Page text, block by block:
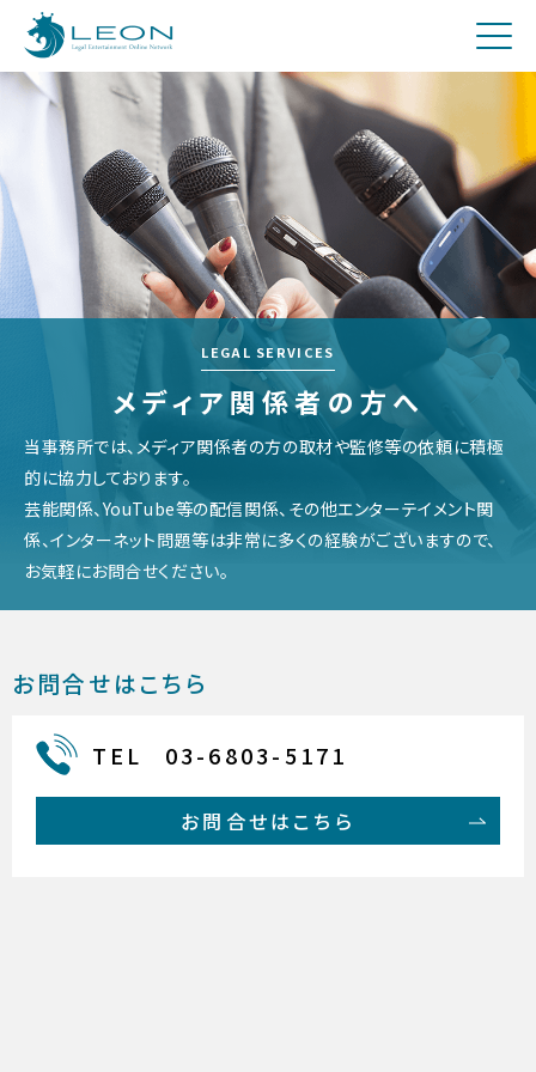
費用について
Q&A
お問合せ
メディア関係者の方へ
LEGAL SERVICES
メディア関係者の方へ
当事務所では、メディア関係者の方の取材や監修等の依頼に積極
的に協力しております。
芸能関係、YouTube等の配信関係、その他エンターテイメント関
係、インターネット問題等は非常に多くの経験がございますので、
お気軽にお問合せください。
お問合せはこちら
TEL 03-6803-5171
お問合せはこちら